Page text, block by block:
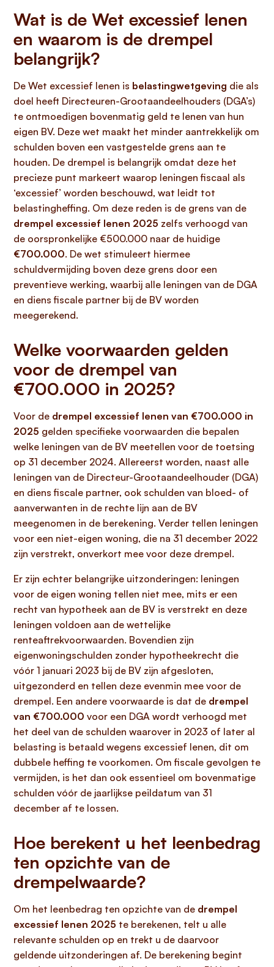
Wat is de Wet excessief lenen
en waarom is de drempel
belangrijk?
De Wet excessief lenen is belastingwetgeving die als
doel heeft Directeuren-Grootaandeelhouders (DGA’s)
te ontmoedigen bovenmatig geld te lenen van hun
eigen BV. Deze wet maakt het minder aantrekkelijk om
schulden boven een vastgestelde grens aan te
houden. De drempel is belangrijk omdat deze het
precieze punt markeert waarop leningen fiscaal als
‘excessief’ worden beschouwd, wat leidt tot
belastingheffing. Om deze reden is de grens van de
drempel excessief lenen 2025 zelfs verhoogd van
de oorspronkelijke €500.000 naar de huidige
€700.000. De wet stimuleert hiermee
schuldvermijding boven deze grens door een
preventieve werking, waarbij alle leningen van de DGA
en diens fiscale partner bij de BV worden
meegerekend.
Welke voorwaarden gelden
voor de drempel van
€700.000 in 2025?
Voor de drempel excessief lenen van €700.000 in
2025 gelden specifieke voorwaarden die bepalen
welke leningen van de BV meetellen voor de toetsing
op 31 december 2024. Allereerst worden, naast alle
leningen van de Directeur-Grootaandeelhouder (DGA)
en diens fiscale partner, ook schulden van bloed- of
aanverwanten in de rechte lijn aan de BV
meegenomen in de berekening. Verder tellen leningen
voor een niet-eigen woning, die na 31 december 2022
zijn verstrekt, onverkort mee voor deze drempel.
Er zijn echter belangrijke uitzonderingen: leningen
voor de eigen woning tellen niet mee, mits er een
recht van hypotheek aan de BV is verstrekt en deze
leningen voldoen aan de wettelijke
renteaftrekvoorwaarden. Bovendien zijn
eigenwoningschulden zonder hypotheekrecht die
vóór 1 januari 2023 bij de BV zijn afgesloten,
uitgezonderd en tellen deze evenmin mee voor de
drempel. Een andere voorwaarde is dat de drempel
van €700.000 voor een DGA wordt verhoogd met
het deel van de schulden waarover in 2023 of later al
belasting is betaald wegens excessief lenen, dit om
dubbele heffing te voorkomen. Om fiscale gevolgen te
vermijden, is het dan ook essentieel om bovenmatige
schulden vóór de jaarlijkse peildatum van 31
december af te lossen.
Hoe berekent u het leenbedrag
ten opzichte van de
drempelwaarde?
Om het leenbedrag ten opzichte van de drempel
excessief lenen 2025 te berekenen, telt u alle
relevante schulden op en trekt u de daarvoor
geldende uitzonderingen af. De berekening begint